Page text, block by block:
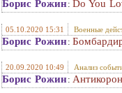
Борис Рожин: Do You
05.10.2020 15:31 Военные
Борис Рожин:
20.09.2020 10:49 Анализ
Борис Рожин: